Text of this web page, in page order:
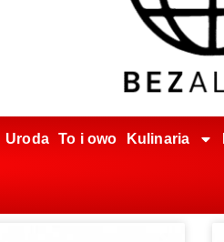
Uroda To i owo Kulinaria